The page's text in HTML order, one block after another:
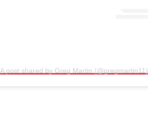
A post shared by Greg Martin (@gregmartin11)